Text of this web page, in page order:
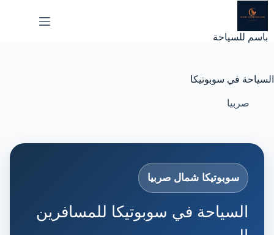
إلى
باسم للسياحة
السياحة في سوبوتيكا
صربيا
سوبوتيكا شمال صربيا
السياحة في سوبوتيكا للمسافرين